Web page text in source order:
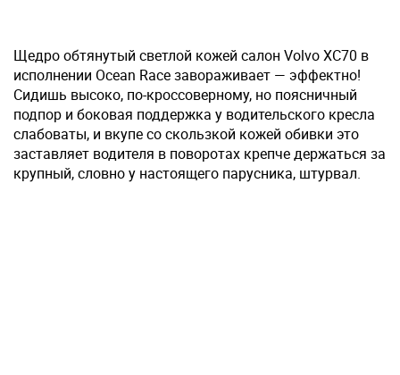
Щедро обтянутый светлой кожей салон Volvo XC70 в
исполнении Ocean Race завораживает — эффектно!
Сидишь высоко, по-кроссоверному, но поясничный
подпор и боковая поддержка у водительского кресла
слабоваты, и вкупе со скользкой кожей обивки это
заставляет водителя в поворотах крепче держаться за
крупный, словно у настоящего парусника, штурвал.